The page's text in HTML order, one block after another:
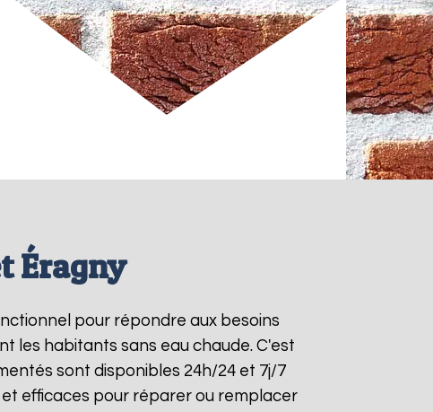
Éragny
pour répondre aux besoins
les habitants sans eau chaude. C'est
sont disponibles 24h/24 et 7j/7
efficaces pour réparer ou remplacer